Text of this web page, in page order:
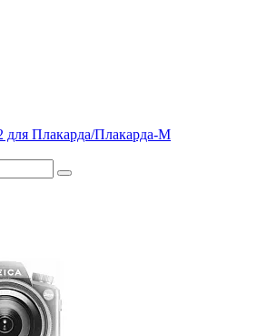
Плакарда/Плакарда-М